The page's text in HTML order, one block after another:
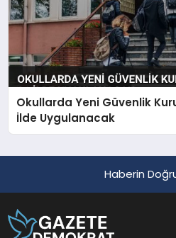
Okullarda Yeni Güvenlik
İlde Uygulanacak
Haberin